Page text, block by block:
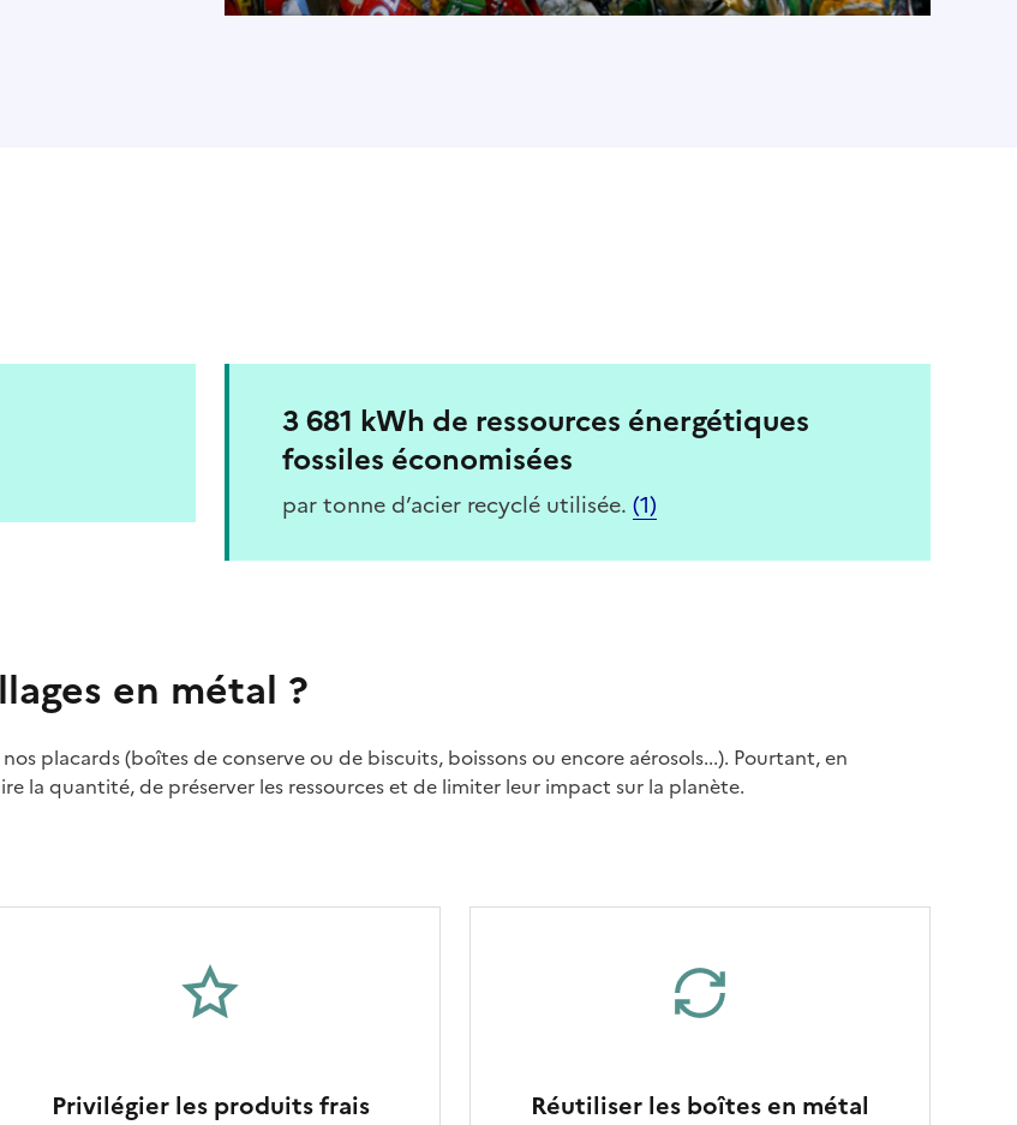
3 681 kWh de ressources énergétiques
fossiles économisées
par tonne d’acier recyclé utilisée. (1)
en métal ?
placards (boîtes de conserve ou de biscuits, boissons ou encore aérosols...). Pourtant, en
la quantité, de préserver les ressources et de limiter leur impact sur la planète.
Privilégier les produits frais Réutiliser les boîtes en métal